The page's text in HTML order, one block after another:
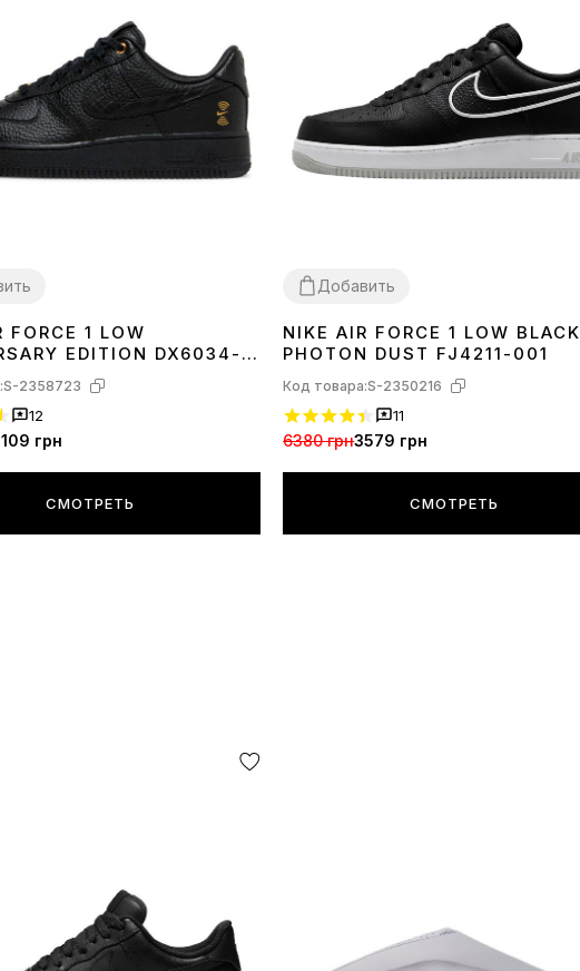
40414243 4445
FORCE 1 LOW
EDITION DX6034-
S-2358723
12
грн
СМОТРЕТЬ
Добавить
37
NIKE AIR FORCE 1 LOW BLACK
PHOTON DUST FJ4211-001
Код товара:S-2350216
11
6380 грн3579 грн
СМОТРЕТЬ